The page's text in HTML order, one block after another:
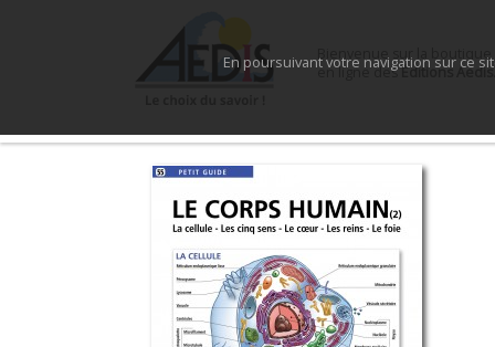
Bienvenue sur la boutique
en ligne desÉditions Aedis.
En poursuivant votre navigation sur ce